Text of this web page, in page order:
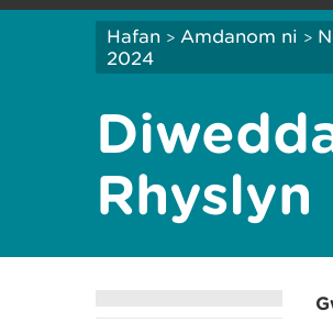
Hafan > Amdanom ni >
2024
Rhyslyn